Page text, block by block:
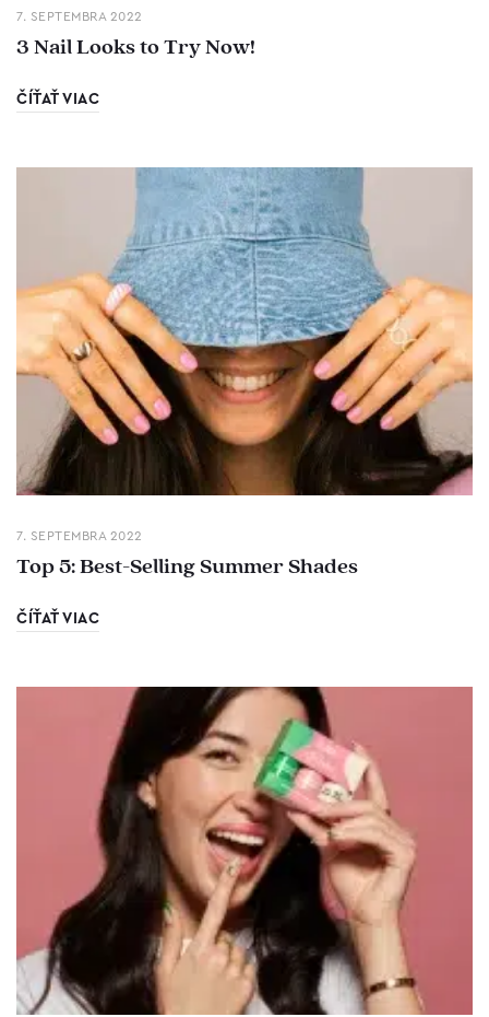
7. SEPTEMBRA 2022
3 Nail Looks to Try Now!
ČÍŤAŤ VIAC
7. SEPTEMBRA 2022
Top 5: Best-Selling Summer Shades
ČÍŤAŤ VIAC